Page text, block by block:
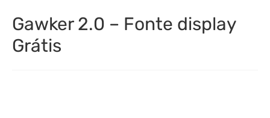
Gawker 2.0 – Fonte display
Grátis